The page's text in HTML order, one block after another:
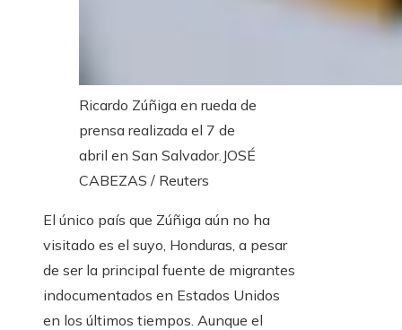
Ricardo Zúñiga en rueda de
prensa realizada el 7 de
abril en San Salvador. JOSÉ
CABEZAS / Reuters
El único país que Zúñiga aún no ha
visitado es el suyo, Honduras, a pesar
de ser la principal fuente de migrantes
indocumentados en Estados Unidos
en los últimos tiempos. Aunque el